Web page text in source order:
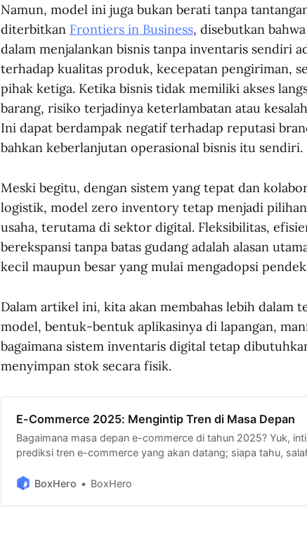
Namun, model ini juga bukan berati tanpa
diterbitkan Frontiers in Business, disebutkan
dalam menjalankan bisnis tanpa inventaris sendiri
terhadap kualitas produk, kecepatan pengiriman,
pihak ketiga. Ketika bisnis tidak memiliki akses
barang, risiko terjadinya keterlambatan atau
Ini dapat berdampak negatif terhadap reputasi
bahkan keberlanjutan operasional bisnis itu sendiri.
Meski begitu, dengan sistem yang tepat dan
logistik, model zero inventory tetap menjadi
usaha, terutama di sektor digital. Fleksibilitas,
berekspansi tanpa batas gudang adalah alasan
kecil maupun besar yang mulai mengadopsi
Dalam artikel ini, kita akan membahas lebih dalam
model, bentuk-bentuk aplikasinya di lapangan,
bagaimana sistem inventaris digital tetap
menyimpan stok secara fisik.
E-Commerce 2025: Mengintip Tren di Masa Depan
Bagaimana masa depan e-commerce di tahun 2025? Yuk,
prediksi tren e-commerce yang akan datang; siapa tahu,
BoxHero
BoxHero